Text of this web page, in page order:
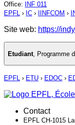
Office:
INF 011
EPFL › IC › IINFCOM ›
Site web: https://
Etudiant Programme
EPFL › ETU › EDOC ›
Contact
EPFL CH-1015